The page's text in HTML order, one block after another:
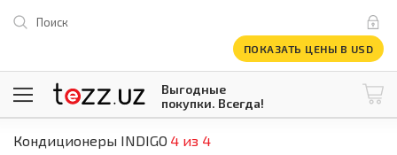
Поиск
ПОКАЗАТЬ ЦЕНЫ В USD
Выгодные
покупки. Всегда!
1 USD = 12 296.16 сум\
Кондиционеры INDIGO 4 из 4